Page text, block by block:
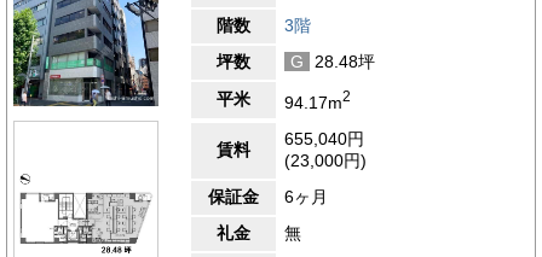
階数
3階
坪数
G
28.48坪
平米
94.17m2
賃料
655,040円
(23,000円)
保証金
6ヶ月
礼金
無